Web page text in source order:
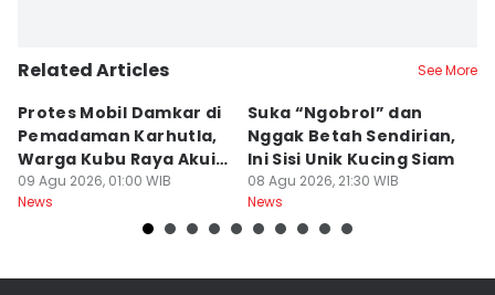
Related Articles See More
Protes Mobil Damkar di
Pemadaman Karhutla,
Warga Kubu Raya Akui
Khilaf
09 Agu 2026, 01:00 WIB
News
Suka “Ngobrol” dan
Nggak Betah Sendirian,
Ini Sisi Unik Kucing Siam
08 Agu 2026, 21:30 WIB
News